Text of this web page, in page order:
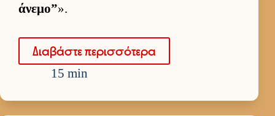
άνεμο”».
Δια­βάστε περισ­σότερα
15 min